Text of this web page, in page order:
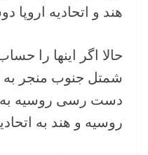
هند و اتحادیه
حالا اگر اینها را
شمتل جنوب منجر به
دست رسی روسیه
روسیه و هند به